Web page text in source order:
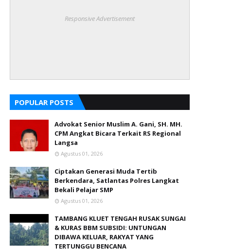
Responsive Advertisement
POPULAR POSTS
Advokat Senior Muslim A. Gani, SH. MH.
CPM Angkat Bicara Terkait RS Regional
Langsa
Agustus 01, 2026
Ciptakan Generasi Muda Tertib
Berkendara, Satlantas Polres Langkat
Bekali Pelajar SMP
Agustus 01, 2026
TAMBANG KLUET TENGAH RUSAK SUNGAI
& KURAS BBM SUBSIDI: UNTUNGAN
DIBAWA KELUAR, RAKYAT YANG
TERTUNGGU BENCANA